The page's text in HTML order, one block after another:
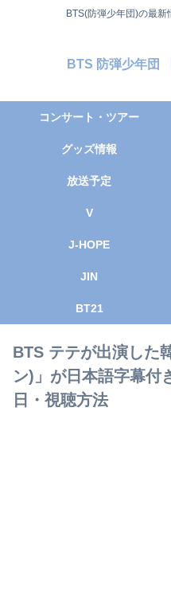
BTS(防弾少年団)の最新
BTS 防弾少年団
コンサート・ツアー
グッズ情報
放送予定
V
J-HOPE
JIN
BT21
BTS テテが出演した
ン)」が日本語字幕付
日・視聴方法